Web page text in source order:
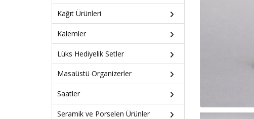
Kağıt Ürünleri
Kalemler
Lüks Hediyelik Setler
Masaüstü Organizerler
Saatler
Seramik ve Porselen Ürünler